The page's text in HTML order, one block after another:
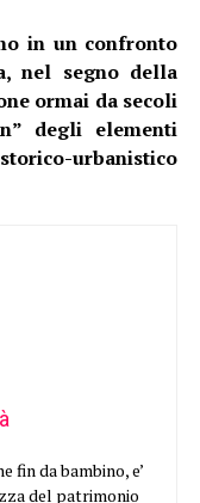
in un confronto
nel segno della
ormai da secoli
degli elementi
urbanistico
fin da bambino, e’
del patrimonio